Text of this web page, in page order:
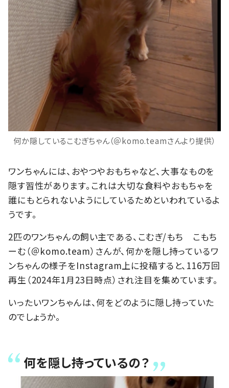
何か隠しているこむぎちゃん（＠komo.teamさんより提供）
ワンちゃんには、おやつやおもちゃなど、大事なものを
隠す習性があります。これは大切な食料やおもちゃを
誰にもとられないようにしているためといわれているよ
うです。
2匹のワンちゃんの飼い主である、こむぎ/もち こもち
ーむ（＠komo.team）さんが、何かを隠し持っているワ
ンちゃんの様子をInstagram上に投稿すると、116万回
再生（2024年1月23日時点）され注目を集めています。
いったいワンちゃんは、何をどのように隠し持っていた
のでしょうか。
何を隠し持っているの？